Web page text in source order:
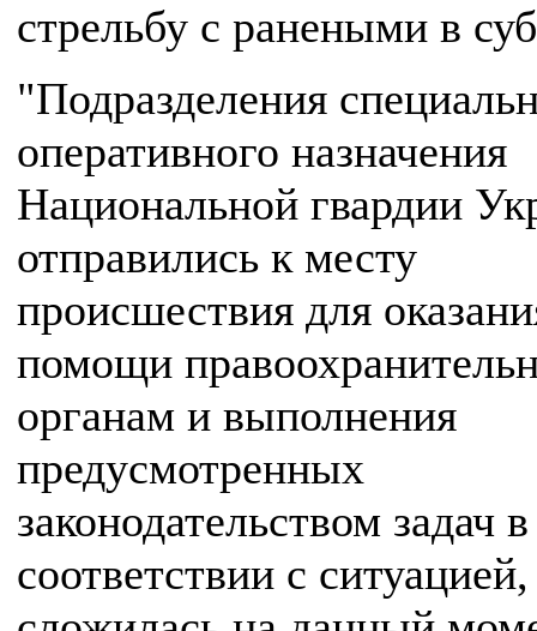
стрельбу с ранеными в
"Подразделения
оперативного назначения
Национальной гвардии
отправились к месту
происшествия для
помощи
органам и выполнения
предусмотренных
законодательством задач в
соответствии с